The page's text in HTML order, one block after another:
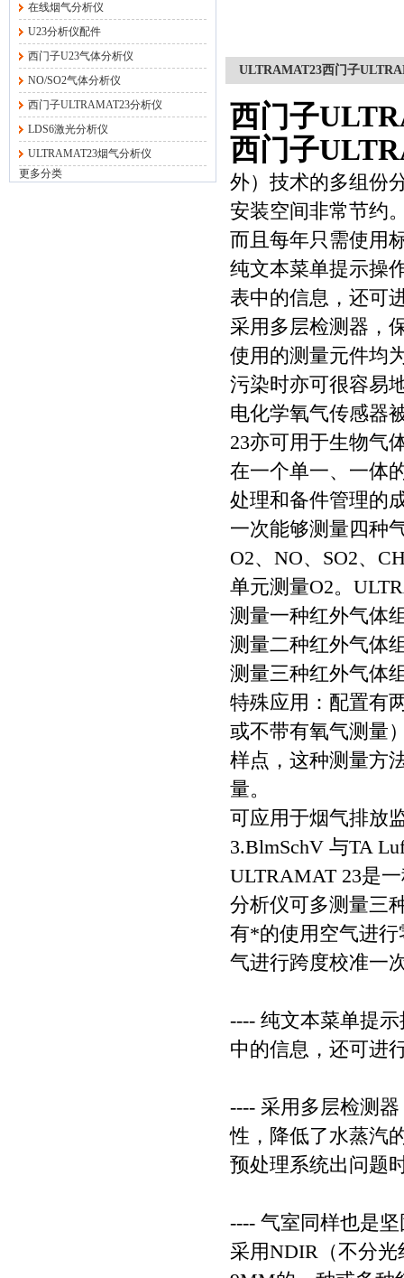
在线烟气分析仪
U23分析仪配件
西门子U23气体分析仪
NO/SO2气体分析仪
西门子ULTRAMAT23分析仪
LDS6激光分析仪
ULTRAMAT23烟气分析仪
更多分类
ULTRAMAT23西门子
西门子
西门子
外）技术的多组份
安装空间非常节约
而且每年只需使用
纯文本菜单提示操
表中的信息，还可
采用多层检测器，
使用的测量元件均
污染时亦可很容易
电化学氧气传感器
23亦可用于生物气
在一个单一、一体
处理和备件管理的
一次能够测量四种
O2、NO、SO2、
单元测量O2。
测量一种红外气体
测量二种红外气体
测量三种红外气体
特殊应用：配置有
或不带有氧气测量
样点，这种测量方
量。
可应用于烟气排放
3.BlmSchV 与TA
ULTRAMAT 23是
分析仪可多测量三
有*的使用空气进行
气进行跨度校准一
---- 纯文本菜单提
中的信息，还可进
---- 采用多层检测
性，降低了水蒸汽
预处理系统出问题
---- 气室同样也是
采用NDIR（不分